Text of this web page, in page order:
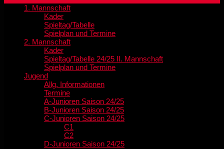
1. Mannschaft
Kader
Spieltag/Tabelle
Spielplan und Termine
2. Mannschaft
Kader
Spieltag/Tabelle 24/25 II. Mannschaft
Spielplan und Termine
Jugend
Allg. Informationen
Termine
A-Junioren Saison 24/25
B-Junioren Saison 24/25
C-Junioren Saison 24/25
C1
C2
D-Junioren Saison 24/25